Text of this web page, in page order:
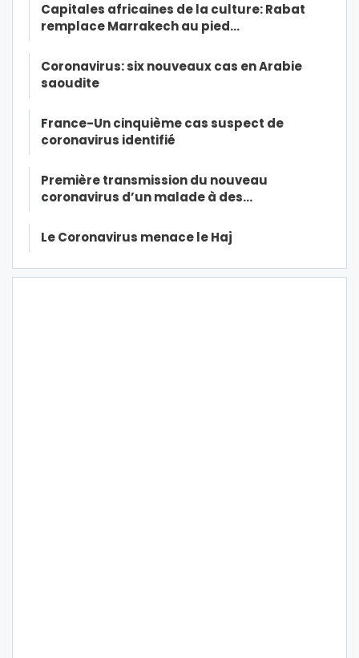
Capitales africaines de la culture: Rabat
remplace Marrakech au pied…
Coronavirus: six nouveaux cas en Arabie
saoudite
France-Un cinquième cas suspect de
coronavirus identifié
Première transmission du nouveau
coronavirus d’un malade à des…
Le Coronavirus menace le Haj